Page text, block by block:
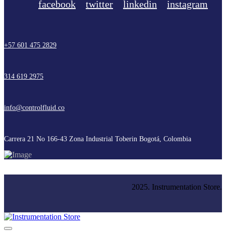
facebook twitter linkedin instagram
+57 601 475 2829
314 619 2975
info@controlfluid.co
Carrera 21 No 166-43 Zona Industrial Toberin Bogotá, Colombia
2025. Instrumentation Store.